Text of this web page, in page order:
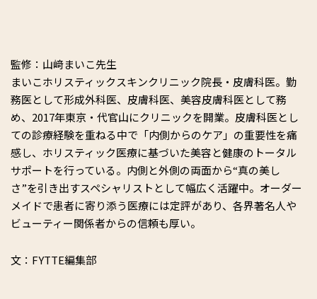
監修：山﨑まいこ先生
まいこホリスティックスキンクリニック院長・皮膚科医。勤
務医として形成外科医、皮膚科医、美容皮膚科医として務
め、2017年東京・代官山にクリニックを開業。皮膚科医とし
ての診療経験を重ねる中で「内側からのケア」の重要性を痛
感し、ホリスティック医療に基づいた美容と健康のトータル
サポートを行っている。内側と外側の両面から“真の美し
さ”を引き出すスペシャリストとして幅広く活躍中。オーダー
メイドで患者に寄り添う医療には定評があり、各界著名人や
ビューティー関係者からの信頼も厚い。
文：FYTTE編集部